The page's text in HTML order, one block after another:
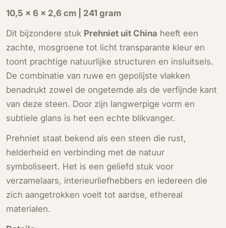
10,5 × 6 × 2,6 cm | 241 gram
Dit bijzondere stuk Prehniet uit China heeft een
zachte, mosgroene tot licht transparante kleur en
toont prachtige natuurlijke structuren en insluitsels.
De combinatie van ruwe en gepolijste vlakken
benadrukt zowel de ongetemde als de verfijnde kant
van deze steen. Door zijn langwerpige vorm en
subtiele glans is het een echte blikvanger.
Prehniet staat bekend als een steen die rust,
helderheid en verbinding met de natuur
symboliseert. Het is een geliefd stuk voor
verzamelaars, interieurliefhebbers en iedereen die
zich aangetrokken voelt tot aardse, ethereal
materialen.